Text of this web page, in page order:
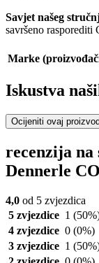
Savjet našeg
savršeno rasporediti
Marke
Iskustva
Ocijeniti ovaj proizvod
recenzija na
Dennerle
4,0 od 5 zvjezdica
5 zvjezdice 1
4 zvjezdice 0 (0%)
3 zvjezdice 1